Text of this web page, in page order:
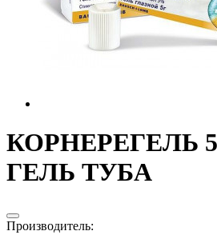
КОРНЕРЕГЕЛЬ
ГЕЛЬ ТУБА
Производитель: